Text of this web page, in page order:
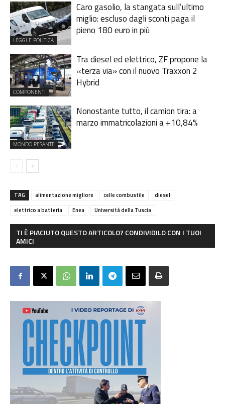
LEGGI E POLITICA
Caro gasolio, la stangata sull’ultimo
miglio: escluso dagli sconti paga il
pieno 180 euro in più
COMPONENTI
Tra diesel ed elettrico, ZF propone la
«terza via» con il nuovo Traxxon 2
Hybrid
MONDO PESANTE
Nonostante tutto, il camion tira: a
marzo immatricolazioni a +10,84%
TAG alimentazione migliore celle combustile
diesel
elettrico a batteria
Enea Università della Tuscia
TI È PIACIUTO QUESTO ARTICOLO? CONDIVIDILO CON I TUOI
AMICI